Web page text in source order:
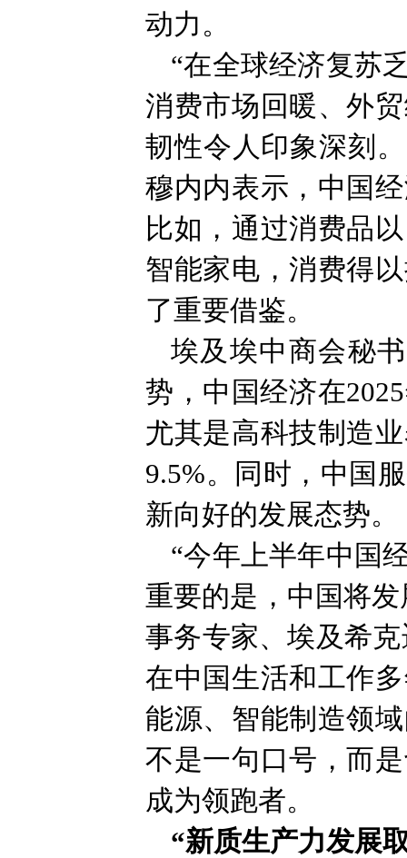
动力。
“在全球经济复苏
消费市场回暖、外
韧性令人印象深刻
穆内内表示，中国
比如，通过消费品
智能家电，消费得
了重要借鉴。
埃及埃中商会秘
势，中国经济在
尤其是高科技制造
9.5%。同时，中国
新向好的发展态势。
“今年上半年中国
重要的是，中国将
事务专家、埃及希
在中国生活和工作
能源、智能制造领
不是一句口号，而
成为领跑者。
“新质生产力发展